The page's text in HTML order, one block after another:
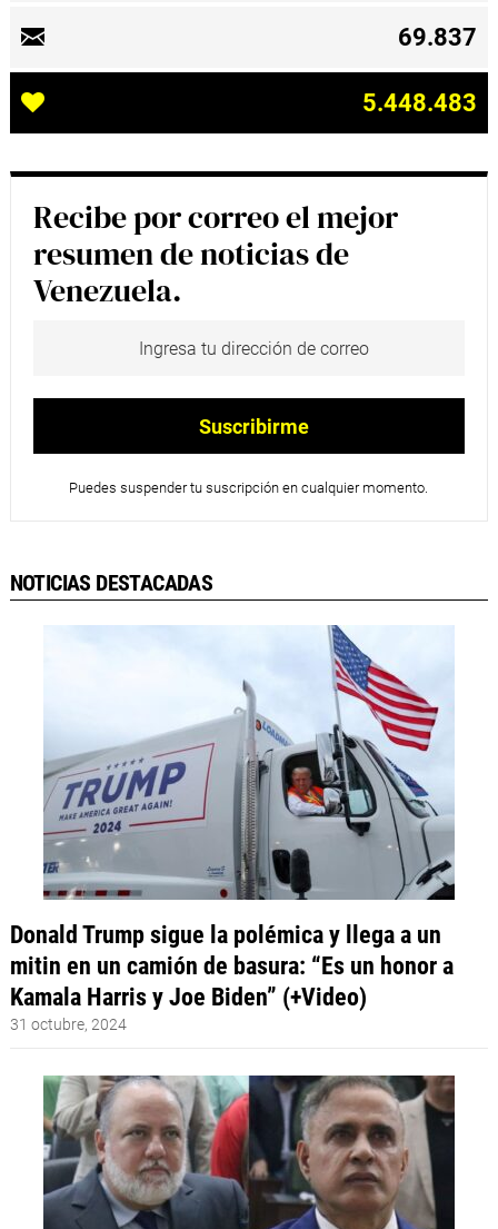
69.837
5.448.483
Recibe por correo el mejor
resumen de noticias de
Venezuela.
Puedes suspender tu suscripción en cualquier momento.
NOTICIAS DESTACADAS
Donald Trump sigue la polémica y llega a un
mitin en un camión de basura: “Es un honor a
Kamala Harris y Joe Biden” (+Video)
31 octubre, 2024